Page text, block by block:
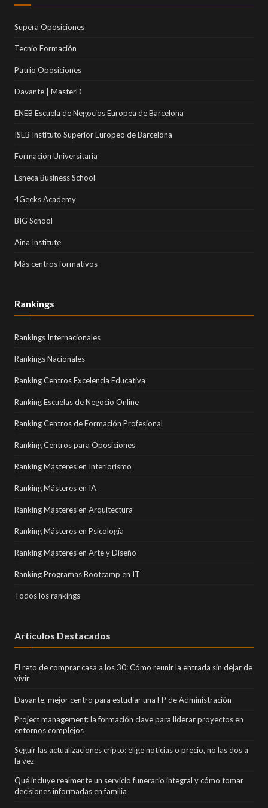
Supera Oposiciones
Tecnio Formación
Patrio Oposiciones
Davante | MasterD
ENEB Escuela de Negocios Europea de Barcelona
ISEB Instituto Superior Europeo de Barcelona
Formación Universitaria
Esneca Business School
4Geeks Academy
BIG School
Aina Institute
Más centros formativos
Rankings
Rankings Internacionales
Rankings Nacionales
Ranking Centros Excelencia Educativa
Ranking Escuelas de Negocio Online
Ranking Centros de Formación Profesional
Ranking Centros para Oposiciones
Ranking Másteres en Interiorismo
Ranking Másteres en IA
Ranking Másteres en Arquitectura
Ranking Másteres en Psicología
Ranking Másteres en Arte y Diseño
Ranking Programas Bootcamp en IT
Todos los rankings
Artículos Destacados
El reto de comprar casa a los 30: Cómo reunir la entrada sin dejar de
vivir
Davante, mejor centro para estudiar una FP de Administración
Project management: la formación clave para liderar proyectos en
entornos complejos
Seguir las actualizaciones cripto: elige noticias o precio, no las dos a
la vez
Qué incluye realmente un servicio funerario integral y cómo tomar
decisiones informadas en familia